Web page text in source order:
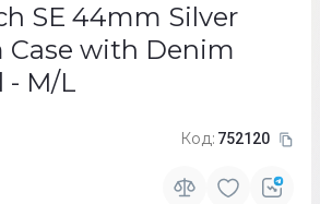
SE 44mm Silver
with Denim
- M/L
Код: 752120